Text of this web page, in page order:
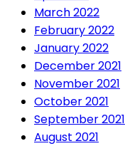
March 2022
February 2022
January 2022
December 2021
November 2021
October 2021
September 2021
August 2021